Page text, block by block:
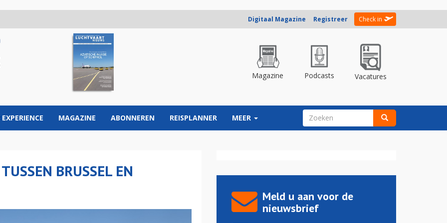
Digitaal Magazine Registreer Check in
Magazine Podcasts Vacatures
EXPERIENCE MAGAZINE ABONNEREN REISPLANNER MEER ZOEKVELD
BRUSSEL EN
Meld u aan voor de
nieuwsbrief